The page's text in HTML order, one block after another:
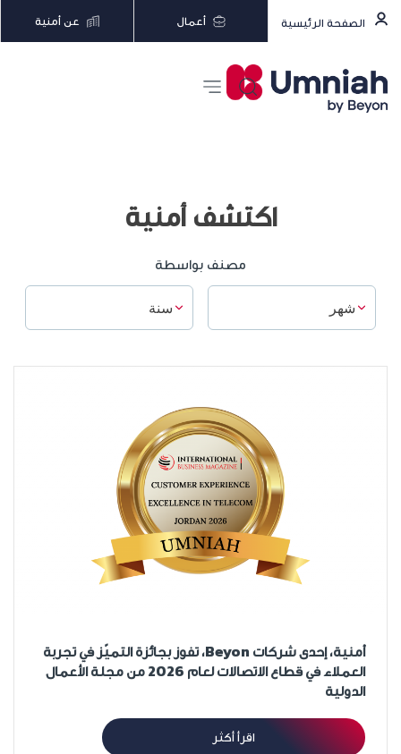
الصفحة الرئيسية أعمال عن أمنية
اكتشف أمنية
مصنف بواسطة
أمنية، إحدى شركات Beyon، تفوز بجائزة التميّز في تجربة
العملاء في قطاع الاتصالات لعام 2026 من مجلة الأعمال
الدولية
اقرأ أكثر